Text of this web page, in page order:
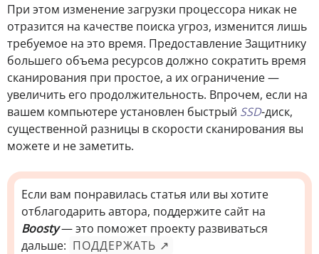
При этом изменение загрузки процессора никак не
отразится на качестве поиска угроз, изменится лишь
требуемое на это время. Предоставление Защитнику
большего объема ресурсов должно сократить время
сканирования при простое, а их ограничение —
увеличить его продолжительность. Впрочем, если на
вашем компьютере установлен быстрый SSD-диск,
существенной разницы в скорости сканирования вы
можете и не заметить.
Если вам понравилась статья или вы хотите
отблагодарить автора, поддержите сайт на
Boosty— это поможет проекту развиваться
дальше: ПОДДЕРЖАТЬ ↗